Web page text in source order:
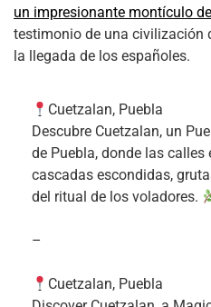
un impresionante montículo
testimonio de una civilización
la llegada de los españoles.
Cuetzalan, Puebla
Descubre Cuetzalan, un
de Puebla, donde las
cascadas escondidas,
del ritual de los voladores.
–
Cuetzalan, Puebla